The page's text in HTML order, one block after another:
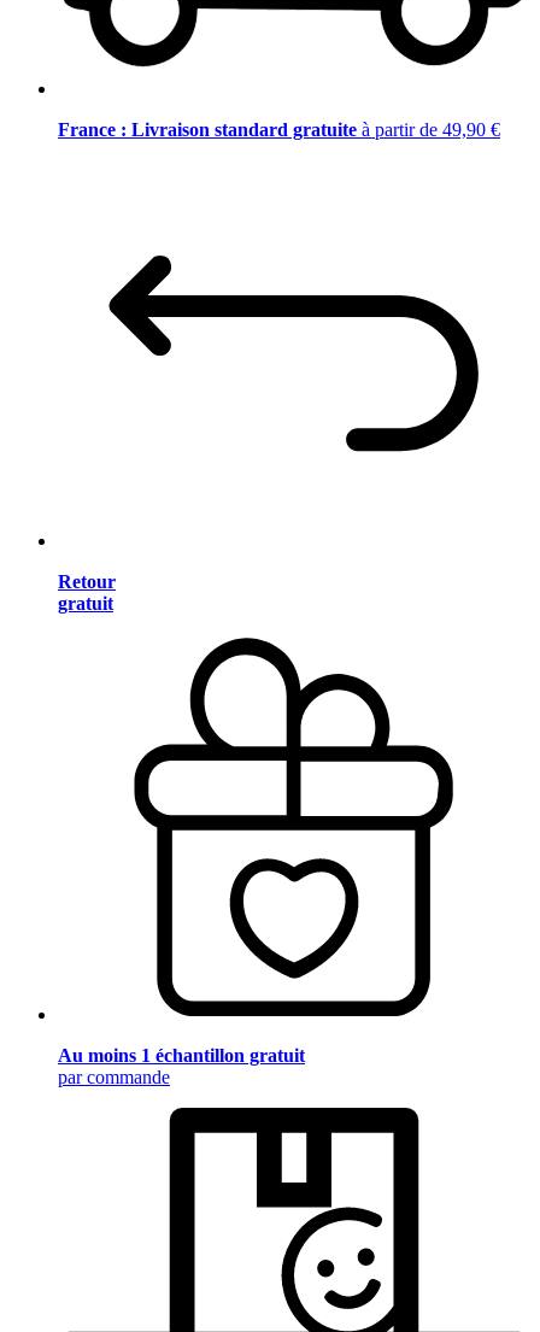
France : Livraison standard gratuite à partir de 49,90 €
Retour
gratuit
Au moins 1 échantillon gratuit
par commande